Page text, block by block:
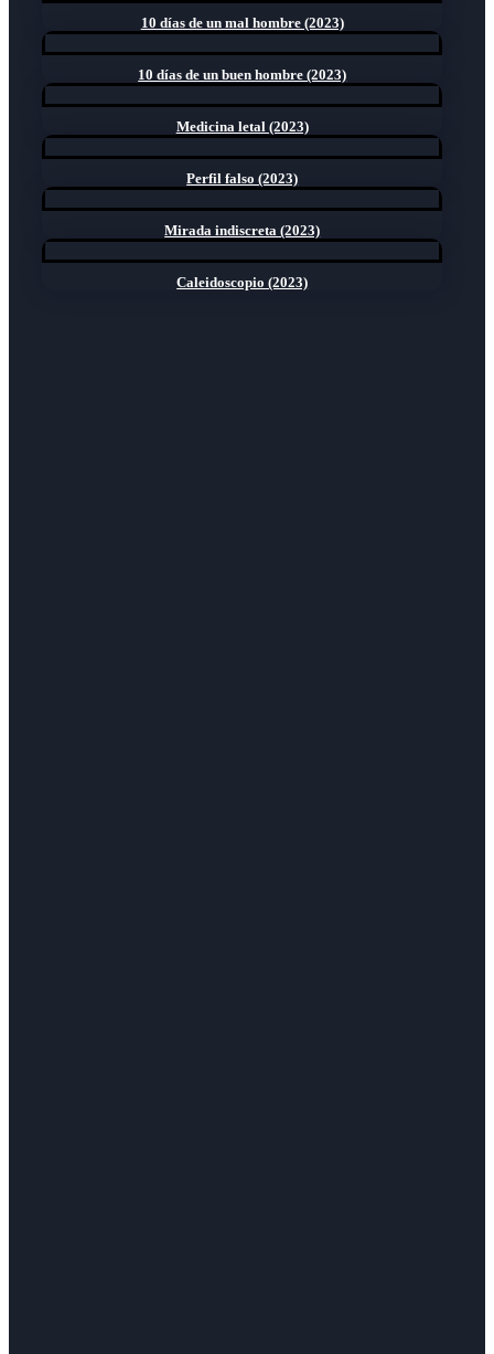
10 días de un mal hombre (2023)
10 días de un buen hombre (2023)
Medicina letal (2023)
Perfil falso (2023)
Mirada indiscreta (2023)
Caleidoscopio (2023)